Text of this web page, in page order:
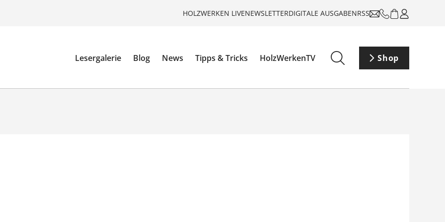
HOLZWERKEN LIVENEWSLETTERDIGITALE AUSGABENRSS
Lesergalerie Blog News Tipps & Tricks HolzWerkenTV Shop